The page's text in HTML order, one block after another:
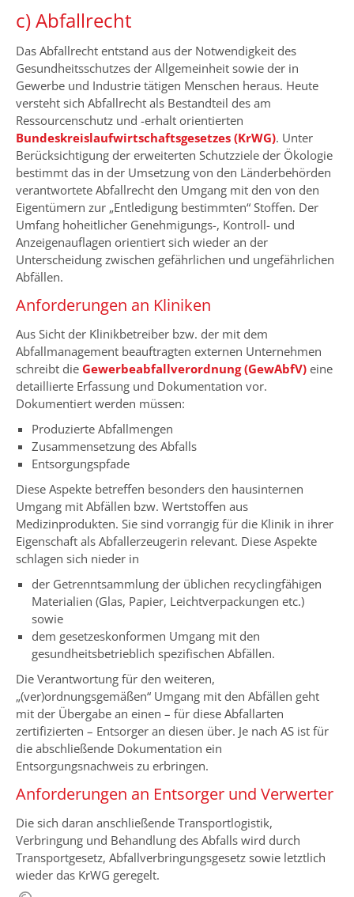
c) Abfallrecht
Das Abfallrecht entstand aus der Notwendigkeit des
Gesundheitsschutzes der Allgemeinheit sowie der in
Gewerbe und Industrie tätigen Menschen heraus. Heute
versteht sich Abfallrecht als Bestandteil des am
Ressourcenschutz und -erhalt orientierten
Bundeskreislaufwirtschaftsgesetzes (KrWG). Unter
Berücksichtigung der erweiterten Schutzziele der Ökologie
bestimmt das in der Umsetzung von den Länderbehörden
verantwortete Abfallrecht den Umgang mit den von den
Eigentümern zur „Entledigung bestimmten“ Stoffen. Der
Umfang hoheitlicher Genehmigungs-, Kontroll- und
Anzeigenauflagen orientiert sich wieder an der
Unterscheidung zwischen gefährlichen und ungefährlichen
Abfällen.
Anforderungen an Kliniken
Aus Sicht der Klinikbetreiber bzw. der mit dem
Abfallmanagement beauftragten externen Unternehmen
schreibt die Gewerbeabfallverordnung (GewAbfV) eine
detaillierte Erfassung und Dokumentation vor.
Dokumentiert werden müssen:
Produzierte Abfallmengen
Zusammensetzung des Abfalls
Entsorgungspfade
Diese Aspekte betreffen besonders den hausinternen
Umgang mit Abfällen bzw. Wertstoffen aus
Medizinprodukten. Sie sind vorrangig für die Klinik in ihrer
Eigenschaft als Abfallerzeugerin relevant. Diese Aspekte
schlagen sich nieder in
der Getrenntsammlung der üblichen recyclingfähigen
Materialien (Glas, Papier, Leichtverpackungen etc.)
sowie
dem gesetzeskonformen Umgang mit den
gesundheitsbetrieblich spezifischen Abfällen.
Die Verantwortung für den weiteren,
„(ver)ordnungsgemäßen“ Umgang mit den Abfällen geht
mit der Übergabe an einen – für diese Abfallarten
zertifizierten – Entsorger an diesen über. Je nach AS ist für
die abschließende Dokumentation ein
Entsorgungsnachweis zu erbringen.
Anforderungen an Entsorger und Verwerter
Die sich daran anschließende Transportlogistik,
Verbringung und Behandlung des Abfalls wird durch
Transportgesetz, Abfallverbringungsgesetz sowie letztlich
wieder das KrWG geregelt.